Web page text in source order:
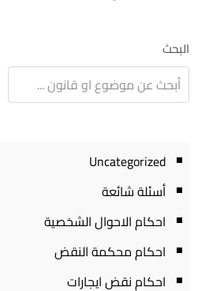
البحث
Uncategorized
أسئلة شائعة
احكام الاحوال الشخصية
احكام محكمة النقض
احكام نقض ايجارات